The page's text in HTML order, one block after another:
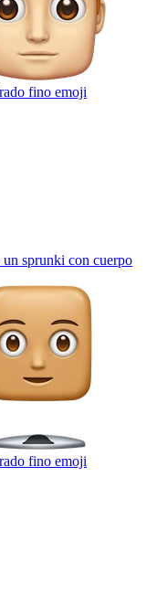
fino emoji
un sprunki con cuerpo
fino emoji